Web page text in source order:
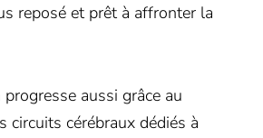
reposé et prêt à affronter la
aussi grâce au
circuits cérébraux dédiés à